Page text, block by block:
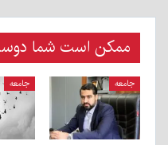
ممکن است شما
جامعه جامعه